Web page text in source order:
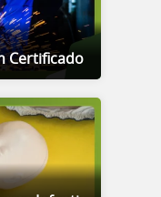
Certificado